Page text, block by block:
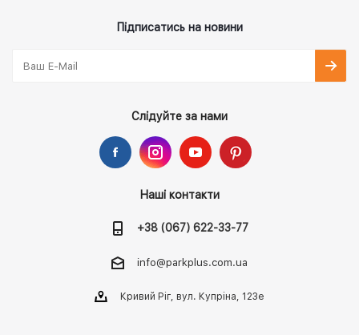
Підписатись на новини
Слідуйте за нами
Наші контакти
+38 (067) 622-33-77
info@parkplus.com.ua
Кривий Ріг, вул. Купріна, 123е